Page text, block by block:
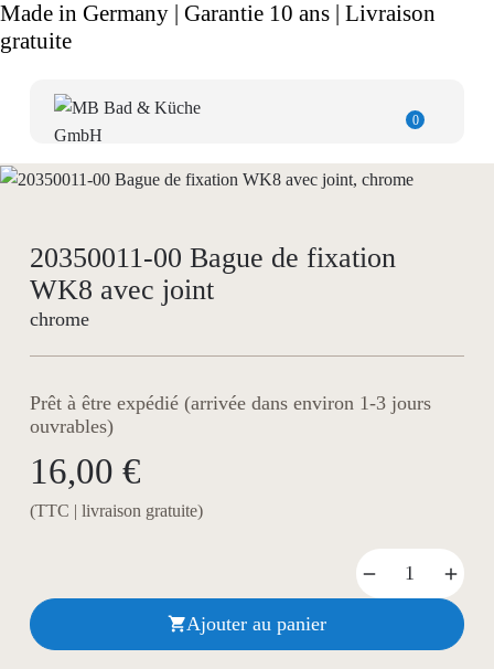
Made in Germany | Garantie 10 ans | Livraison
gratuite
0
20350011-00 Bague de fixation
WK8 avec joint
chrome
Prêt à être expédié (arrivée dans environ 1-3 jours
ouvrables)
16,00 €
(TTC | livraison gratuite)
Ajouter au panier